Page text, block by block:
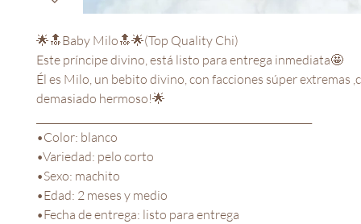
🌟🔝Baby Milo🔝🌟(Top Quality Chi)
Este príncipe divino, está listo para entrega inmediata🤩
Él es Milo, un bebito divino, con facciones súper extremas
demasiado hermoso!🌟
•Color: blanco
•Variedad: pelo corto
•Sexo: machito
•Edad: 2 meses y medio
•Fecha de entrega: listo para entrega